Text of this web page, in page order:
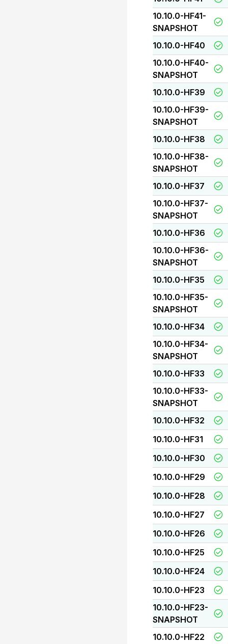
10.10.0-HF41-
SNAPSHOT
10.10.0-HF40
10.10.0-HF40-
SNAPSHOT
10.10.0-HF39
10.10.0-HF39-
SNAPSHOT
10.10.0-HF38
10.10.0-HF38-
SNAPSHOT
10.10.0-HF37
10.10.0-HF37-
SNAPSHOT
10.10.0-HF36
10.10.0-HF36-
SNAPSHOT
10.10.0-HF35
10.10.0-HF35-
SNAPSHOT
10.10.0-HF34
10.10.0-HF34-
SNAPSHOT
10.10.0-HF33
10.10.0-HF33-
SNAPSHOT
10.10.0-HF32
10.10.0-HF31
10.10.0-HF30
10.10.0-HF29
10.10.0-HF28
10.10.0-HF27
10.10.0-HF26
10.10.0-HF25
10.10.0-HF24
10.10.0-HF23
10.10.0-HF23-
SNAPSHOT
10.10.0-HF22